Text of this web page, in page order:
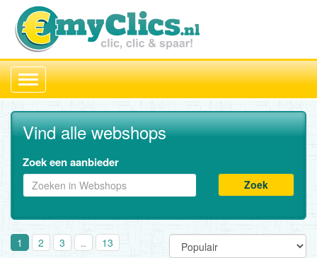
Toggle
navigation
Vind alle webshops
Zoek een aanbieder
Zoek
1 2 3 .. 13